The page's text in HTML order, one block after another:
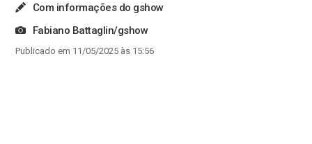
Com informações do gshow
Fabiano Battaglin/gshow
Publicado em 11/05/2025 às 15:56